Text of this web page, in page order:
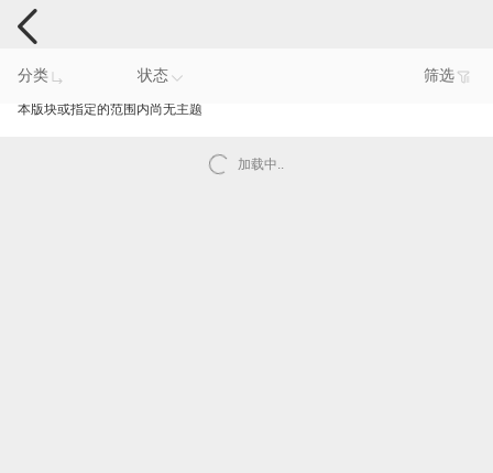
手机反馈
分类 状态 筛选
本版块或指定的范围内尚无主题
加载中..